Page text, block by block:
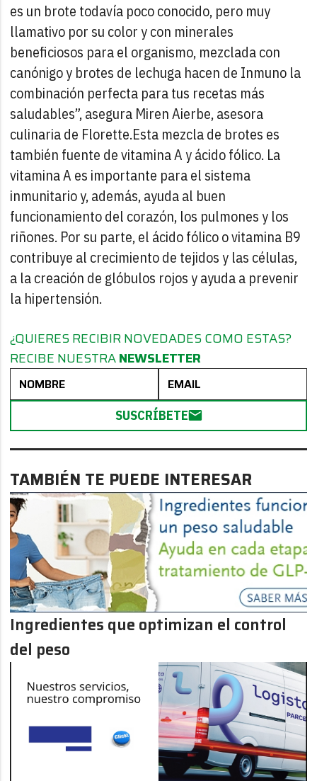
es un brote todavía poco conocido, pero muy
llamativo por su color y con minerales
beneficiosos para el organismo, mezclada con
canónigo y brotes de lechuga hacen de Inmuno la
combinación perfecta para tus recetas más
saludables”, asegura Miren Aierbe, asesora
culinaria de Florette.Esta mezcla de brotes es
también fuente de vitamina A y ácido fólico. La
vitamina A es importante para el sistema
inmunitario y, además, ayuda al buen
funcionamiento del corazón, los pulmones y los
riñones. Por su parte, el ácido fólico o vitamina B9
contribuye al crecimiento de tejidos y las células,
a la creación de glóbulos rojos y ayuda a prevenir
la hipertensión.
¿QUIERES RECIBIR NOVEDADES COMO ESTAS?
RECIBE NUESTRANEWSLETTER
SUSCRÍBETE
TAMBIÉN TE PUEDE INTERESAR
Ingredientes que optimizan el control
del peso